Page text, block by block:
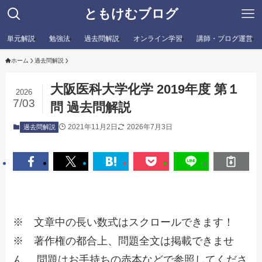
ともけむブログ
単元解説 勉強法 過去問解説 オンライン学習 講師・ブログ運営
ホーム 過去問解説
大阪医科大学化学 2019年度 第１
問 過去問解説
2026
7/03
過去問解説 2021年11月2日 2026年7月3日
※ 文章中の長い数式はスクロールできます！
※ 著作権の都合上、問題全文は掲載できませ
ん。 問題はお手持ちの赤本などで参照してくださ